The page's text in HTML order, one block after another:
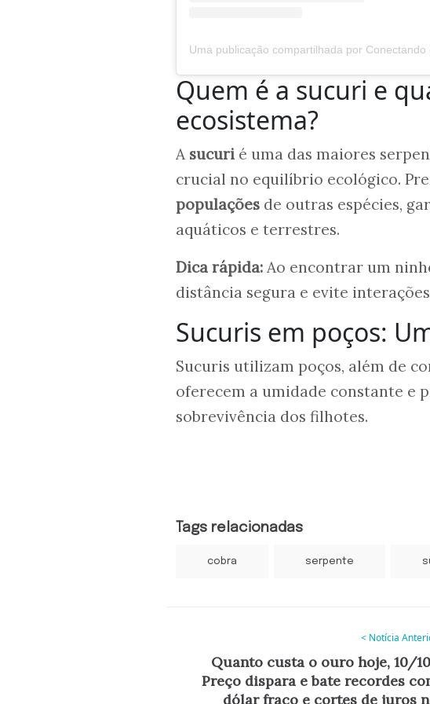
Quem é a sucuri e
ecosistema?
A sucuri é uma das maiores
crucial no equilíbrio ecológico.
populações de outras espécies,
aquáticos e terrestres.
Dica rápida: Ao encontrar um
distância segura e evite
Sucuris em poços:
Sucuris utilizam poços, além de
oferecem a umidade constante e
sobrevivência dos filhotes.
Tags relacionadas
cobra serpente
< Notícia
Quanto custa o ouro hoje, 10/
Preço dispara e bate recordes
dólar fraco e cortes de juros